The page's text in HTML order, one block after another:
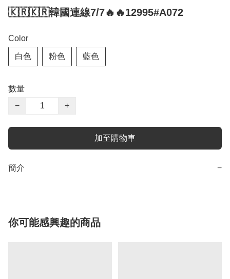
🇰🇷🇰🇷韓國連線7/7🔥🔥12995#A072
Color
白色 粉色 藍色
數量
−
+
加至購物車
簡介 −
你可能感興趣的商品